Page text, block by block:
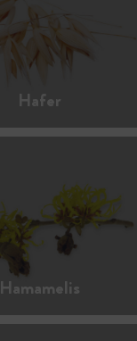
Hafer
Hamamelis